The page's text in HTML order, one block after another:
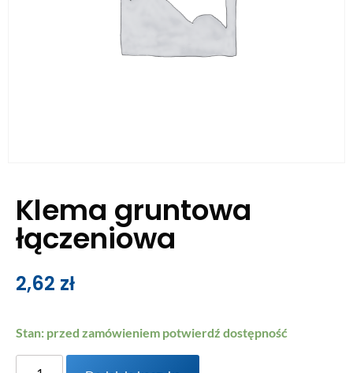
Klema gruntowa
łączeniowa
2,62 zł
Stan: przed zamówieniem potwierdź dostępność